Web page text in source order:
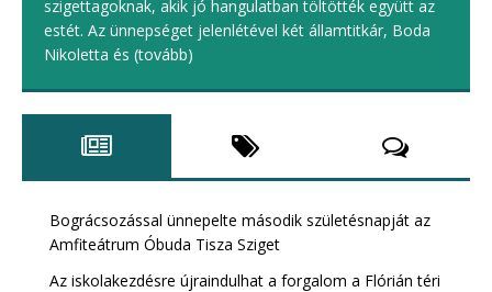
szigettagoknak, akik jó hangulatban töltötték együtt az
estét. Az ünnepséget jelenlétével két államtitkár, Boda
Nikoletta és (tovább)
Bográcsozással ünnepelte második születésnapját az
Amfiteátrum Óbuda Tisza Sziget
Az iskolakezdésre újraindulhat a forgalom a Flórián téri